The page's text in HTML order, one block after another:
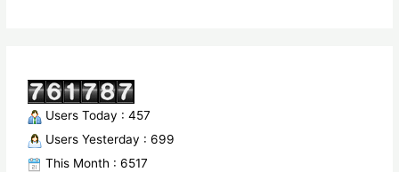
Users Today : 457
Users Yesterday : 699
This Month : 6517